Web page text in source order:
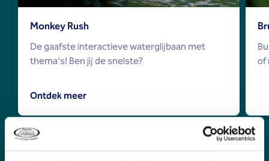
Monkey Rush
De gaafste interactieve waterglijbaan met
thema's! Ben jij de snelste?
Ontdek meer
of